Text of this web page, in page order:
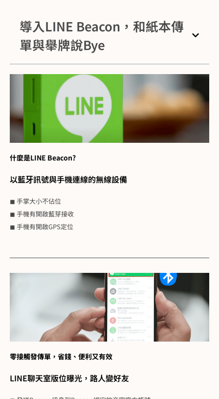
導入LINE Beacon，和紙本傳
單與舉牌說Bye
什麼是LINE Beacon?
以藍⽛訊號與⼿機連線的無線設備​
◼ 手掌大小不佔位
◼ 手機有開啟藍芽接收
◼ 手機有開啟GPS定位
零接觸發傳單，省錢、便利又有效
LINE聊天室版位曝光，路人變好友